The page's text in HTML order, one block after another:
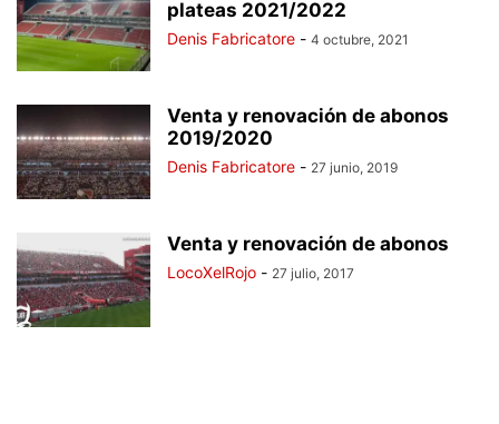
plateas 2021/2022
Denis Fabricatore - 4 octubre, 2021
Venta y renovación de abonos
2019/2020
Denis Fabricatore - 27 junio, 2019
Venta y renovación de abonos
LocoXelRojo - 27 julio, 2017